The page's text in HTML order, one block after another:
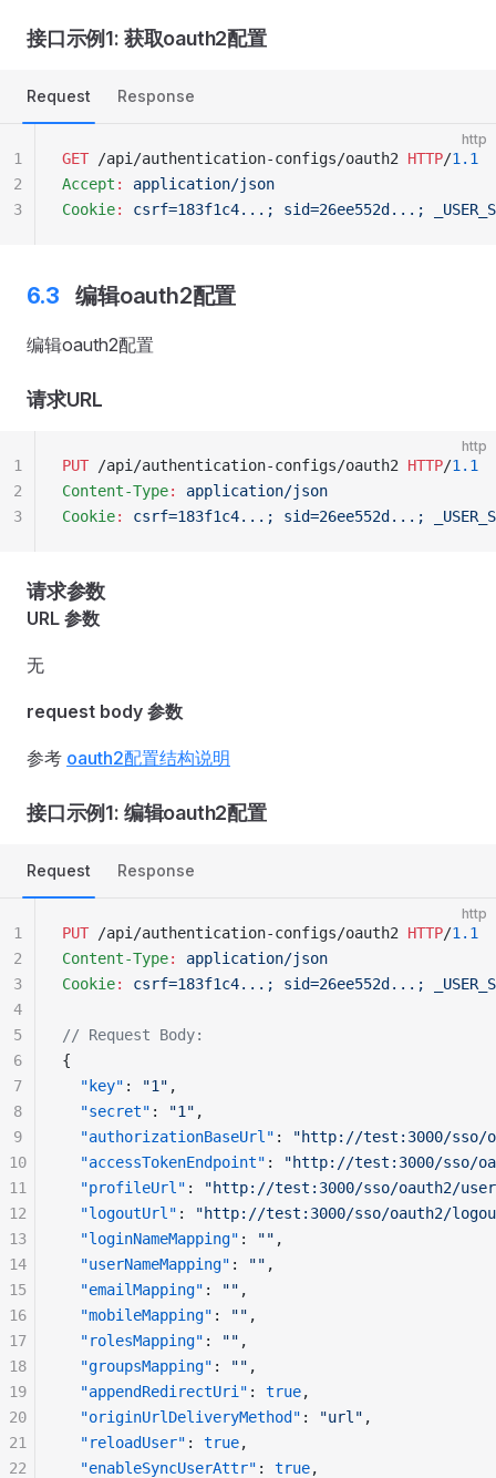
接口示例1: 获取oauth2配置
Request Response
http
GET /api/authentication-configs/oauth2 HTTP/1.1
Accept :
application/json
Cookie: csrf=183f1c4...; sid=26ee552d...;
1
2
3
编辑oauth2配置
编辑oauth2配置
请求URL
http
PUT /api/authentication-configs/oauth2 HTTP/1.1
Content-Type:
application/json
Cookie: csrf=183f1c4...; sid=26ee552d...;
1
2
3
请求参数
URL 参数
无
request body 参数
参考 oauth2配置结构说明
接口示例1: 编辑oauth2配置
Request Response
http
PUT /api/authentication-configs/oauth2 HTTP/1.1
Content-Type:
application/json
Cookie: csrf=183f1c4...; sid=26ee552d...;
// Request Body:
{
  "key"
: "1" ,
  "secret"
: "1" ,
  "authorizationBaseUrl"
:
"http://test:3000/sso/
  "accessTokenEndpoint"
:
"http://test:3000/sso/
  "profileUrl"
:
"http://test:3000/sso/oauth2/
  "logoutUrl"
:
"http://test:3000/sso/oauth2/
  "loginNameMapping"
: "" ,
  "userNameMapping"
: "" ,
  "emailMapping"
: "" ,
  "mobileMapping"
: "" ,
  "rolesMapping"
: "" ,
  "groupsMapping"
: "" ,
  "appendRedirectUri"
: true,
  "originUrlDeliveryMethod"
: "url" ,
  "reloadUser"
: true,
  "enableSyncUserAttr"
: true,
1
2
3
4
5
6
7
8
9
10
11
12
13
14
15
16
17
18
19
20
21
22